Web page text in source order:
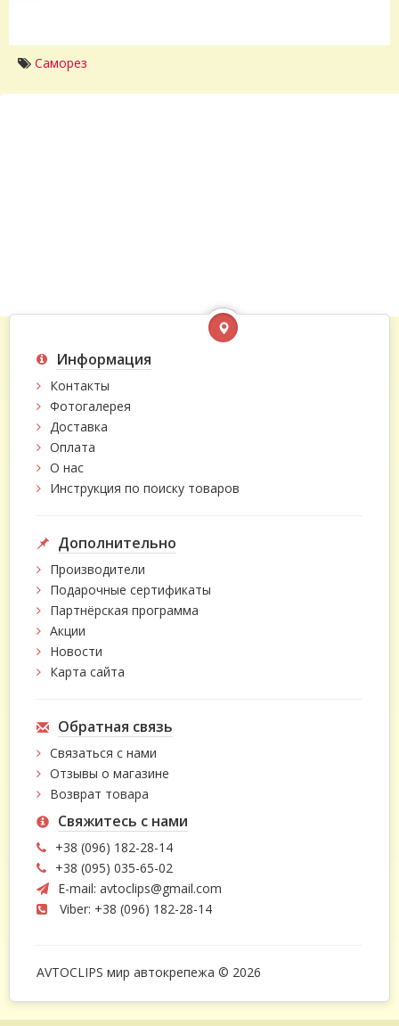
Саморез
Информация
Контакты
Фотогалерея
Доставка
Оплата
О нас
Инструкция по поиску товаров
Дополнительно
Производители
Подарочные сертификаты
Партнёрская программа
Акции
Новости
Карта сайта
Обратная связь
Связаться с нами
Отзывы о магазине
Возврат товара
Свяжитесь с нами
+38 (096) 182-28-14
+38 (095) 035-65-02
E-mail: avtoclips@gmail.com
Viber: +38 (096) 182-28-14
AVTOCLIPS мир автокрепежа © 2026